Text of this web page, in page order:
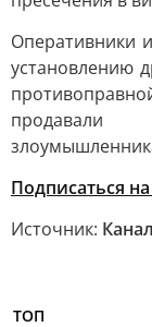
Оперативники
установлению
продавали
Подписаться
Источник:
ТОП